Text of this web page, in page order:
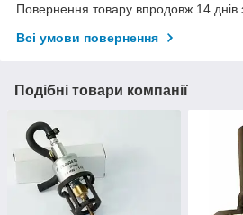
Повернення товару впродовж 14 днів
Всі умови повернення
Подібні товари компанії